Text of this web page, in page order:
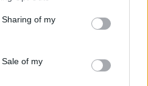
of my
of my